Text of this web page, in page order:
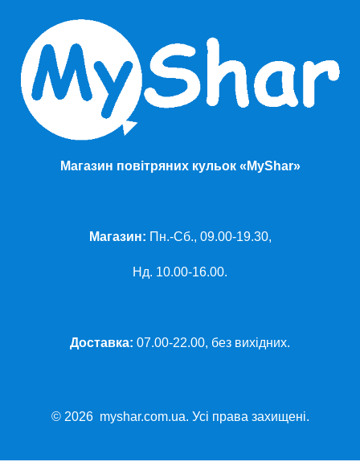
Магазин повітряних кульок «MyShar»
Магазин: Пн.-Сб., 09.00-19.30,
Нд. 10.00-16.00.
Доставка: 07.00-22.00, без вихідних.
© 2026 myshar.com.ua. Усі права захищені.